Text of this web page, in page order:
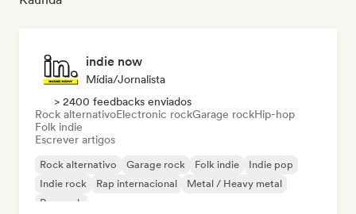
indie now
Mídia/Jornalista
> 2400 feedbacks enviados
Rock alternativoElectronic rockGarage rockHip-hop
Folk indie
Escrever artigos
Rock alternativo Garage rock Folk indie
Indie pop
Indie rock
Rap internacional
Metal / Heavy metal
Pop rock